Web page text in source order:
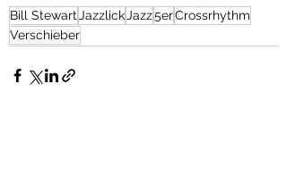
Bill Stewart Jazzlick Jazz5erCrossrhythm
Verschieber